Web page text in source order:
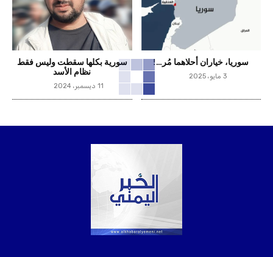
سوريا، خياران أحلاهما مُر…!
3 مايو، 2025
سورية بكلها سقطت وليس فقط
نظام الأسد
11 ديسمبر، 2024